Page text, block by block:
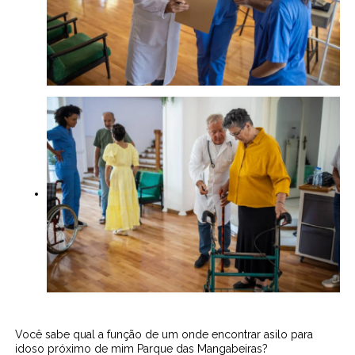
Você sabe qual a função de um onde encontrar asilo para
idoso próximo de mim Parque das Mangabeiras?